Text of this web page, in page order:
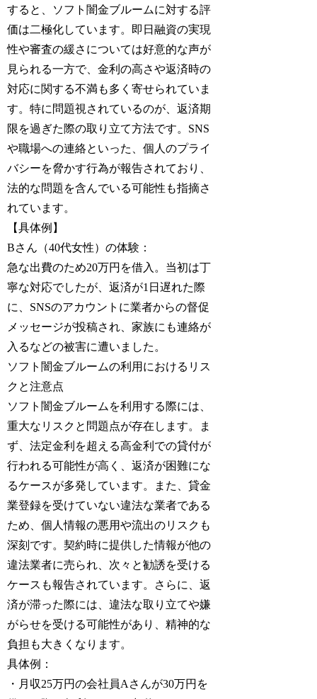
すると、ソフト闇金ブルームに対する評
価は二極化しています。即日融資の実現
性や審査の緩さについては好意的な声が
見られる一方で、金利の高さや返済時の
対応に関する不満も多く寄せられていま
す。特に問題視されているのが、返済期
限を過ぎた際の取り立て方法です。SNS
や職場への連絡といった、個人のプライ
バシーを脅かす行為が報告されており、
法的な問題を含んでいる可能性も指摘さ
れています。
【具体例】
Bさん（40代女性）の体験：
急な出費のため20万円を借入。当初は丁
寧な対応でしたが、返済が1日遅れた際
に、SNSのアカウントに業者からの督促
メッセージが投稿され、家族にも連絡が
入るなどの被害に遭いました。
ソフト闇金ブルームの利用におけるリス
クと注意点
ソフト闇金ブルームを利用する際には、
重大なリスクと問題点が存在します。ま
ず、法定金利を超える高金利での貸付が
行われる可能性が高く、返済が困難にな
るケースが多発しています。また、貸金
業登録を受けていない違法な業者である
ため、個人情報の悪用や流出のリスクも
深刻です。契約時に提供した情報が他の
違法業者に売られ、次々と勧誘を受ける
ケースも報告されています。さらに、返
済が滞った際には、違法な取り立てや嫌
がらせを受ける可能性があり、精神的な
負担も大きくなります。
具体例：
・月収25万円の会社員Aさんが30万円を